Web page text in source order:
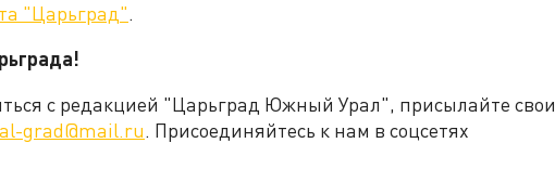
"Царьград".
с редакцией "Царьград Южный Урал", присылайте свои
grad@mail.ru. Присоединяйтесь к нам в соцсетях